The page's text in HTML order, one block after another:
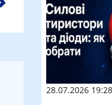
28.07.2026 19:28